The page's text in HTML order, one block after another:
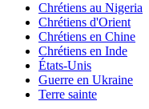
Chrétiens au Nigeria
Chrétiens d'Orient
Chrétiens en Chine
Chrétiens en Inde
États-Unis
Guerre en Ukraine
Terre sainte